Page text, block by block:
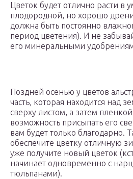
Цветок будет отлично расти в
плодородной, но хорошо
должна быть постоянно
период цветения). И не
его минеральными
Поздней осенью у цветов
часть, которая находится над
сверху листом, а затем
возможность присыпать его
вам будет только благодарно.
обеспечите цветку отличную
уже получите новый цветок
начинает одновременно с
тюльпанами).